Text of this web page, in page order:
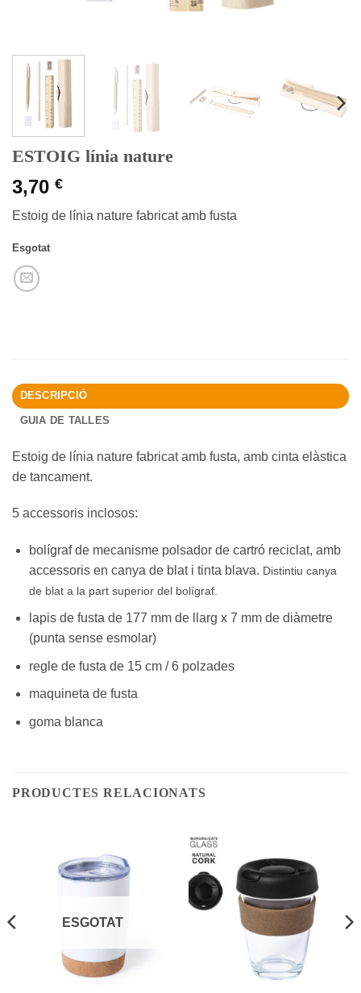
ESTOIG línia nature
3,70 €
Estoig de línia nature fabricat amb fusta
Esgotat
DESCRIPCIÓ
GUIA DE TALLES
Estoig de línia nature fabricat amb fusta, amb cinta elàstica
de tancament.
5 accessoris inclosos:
bolígraf de mecanisme polsador de cartró reciclat, amb
accessoris en canya de blat i tinta blava. Distintiu canya
de blat a la part superior del bolígraf.
lapis de fusta de 177 mm de llarg x 7 mm de diàmetre
(punta sense esmolar)
regle de fusta de 15 cm / 6 polzades
maquineta de fusta
goma blanca
PRODUCTES RELACIONATS
ESGOTAT